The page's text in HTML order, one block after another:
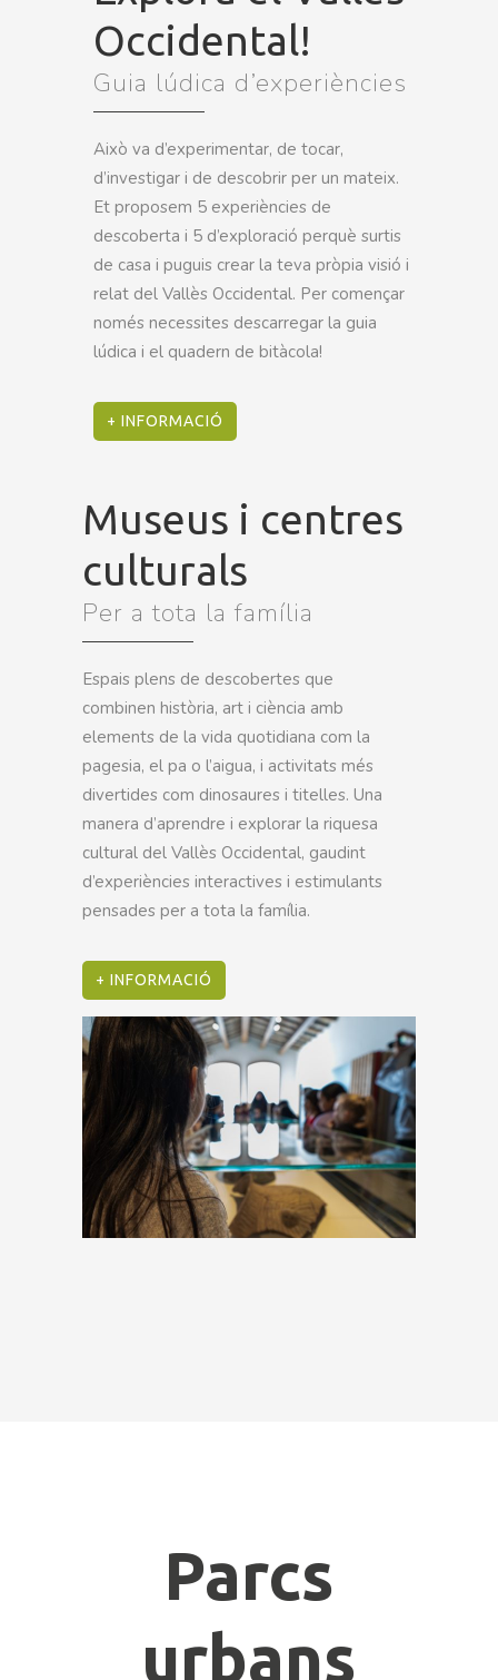
Occidental!
Guia lúdica d’experiències
Això va d’experimentar, de tocar,
d’investigar i de descobrir per un mateix.
Et proposem 5 experiències de
descoberta i 5 d’exploració perquè surtis
de casa i puguis crear la teva pròpia visió i
relat del Vallès Occidental. Per començar
només necessites descarregar la guia
lúdica i el quadern de bitàcola!
+ INFORMACIÓ
Museus i centres
culturals
Per a tota la família
Espais plens de descobertes que
combinen història, art i ciència amb
elements de la vida quotidiana com la
pagesia, el pa o l’aigua, i activitats més
divertides com dinosaures i titelles. Una
manera d’aprendre i explorar la riquesa
cultural del Vallès Occidental, gaudint
d’experiències interactives i estimulants
pensades per a tota la família.
+ INFORMACIÓ
Parcs
urbans